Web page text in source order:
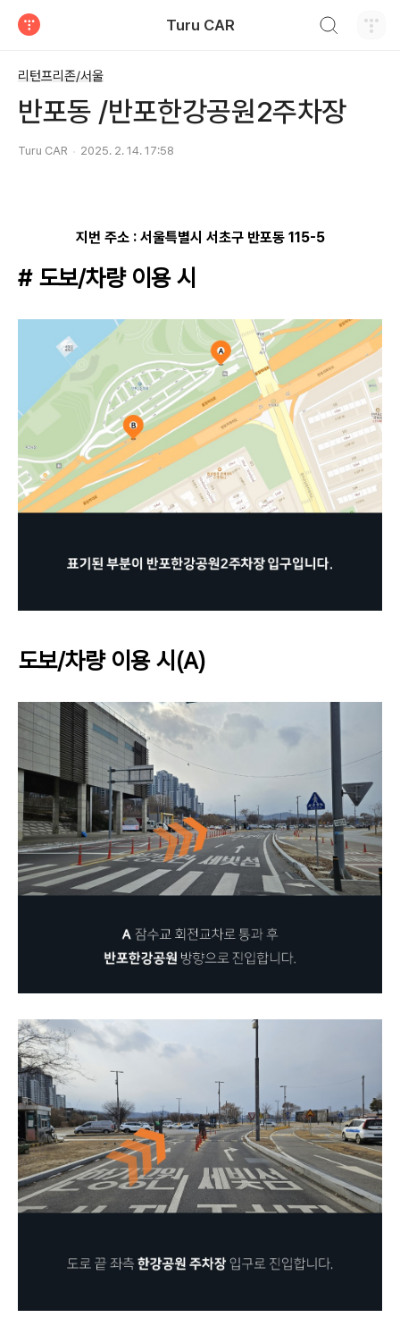
Turu CAR
리턴프리존/서울
반포동 /반포한강공원2주차장
Turu CAR 2025. 2. 14. 17:58
지번 주소 : 서울특별시 서초구 반포동 115-5
# 도보/차량 이용 시
도보/차량 이용 시(A)